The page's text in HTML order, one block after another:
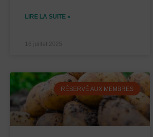
LIRE LA SUITE »
16 juillet 2025
RÉSERVÉ AUX MEMBRES